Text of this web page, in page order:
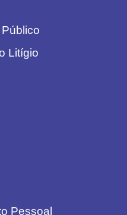
Litígio
Pessoal